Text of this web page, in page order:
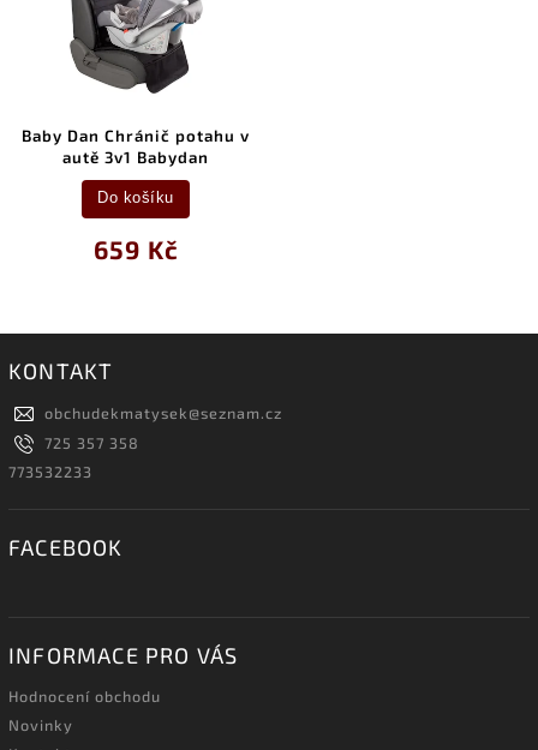
Baby Dan Chránič potahu v
autě 3v1 Babydan
659 Kč
Do košíku
KONTAKT
obchudekmatysek@seznam.cz
725 357 358
773532233
FACEBOOK
INFORMACE PRO VÁS
Hodnocení obchodu
Novinky